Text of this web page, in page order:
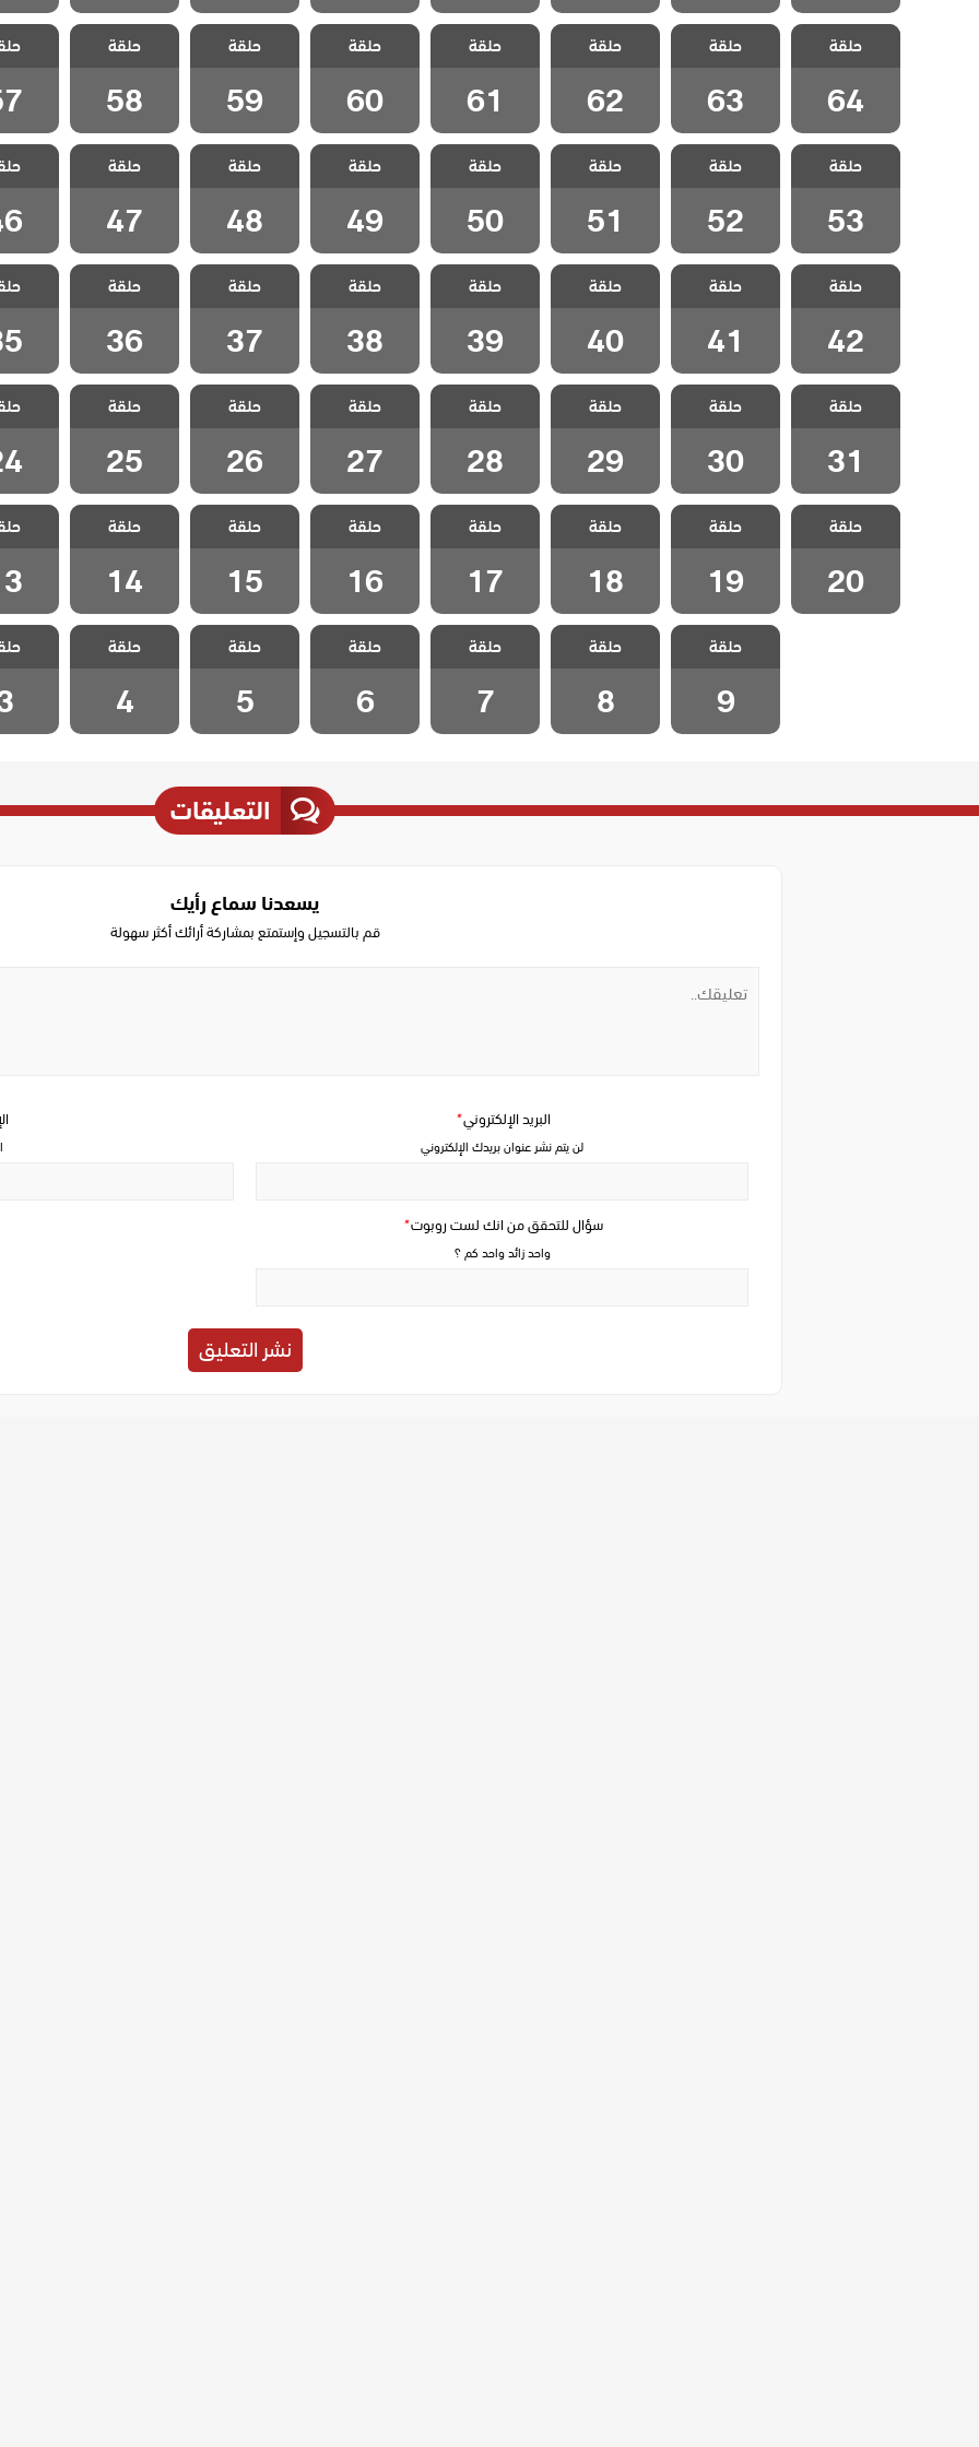
مسلسل هذا
العالم لا يسعني
مدبلج الحلقة 64
حلقة
64
مسلسل هذا
العالم لا يسعني
مدبلج الحلقة 63
حلقة
63
مسلسل هذا
العالم لا يسعني
مدبلج الحلقة 62
حلقة
62
مسلسل هذا
العالم لا يسعني
مدبلج الحلقة 61
حلقة
61
مسلسل هذا
العالم لا يسعني
مدبلج الحلقة 60
حلقة
60
مسلسل هذا
العالم لا يسعني
مدبلج الحلقة 59
حلقة
59
مسلسل هذا
العالم لا يسعني
مدبلج الحلقة 58
حلقة
58
العالم
مدبلج
مسلسل هذا
العالم لا يسعني
مدبلج الحلقة 53
حلقة
53
مسلسل هذا
العالم لا يسعني
مدبلج الحلقة 52
حلقة
52
مسلسل هذا
العالم لا يسعني
مدبلج الحلقة 51
حلقة
51
مسلسل هذا
العالم لا يسعني
مدبلج الحلقة 50
حلقة
50
مسلسل هذا
العالم لا يسعني
مدبلج الحلقة 49
حلقة
49
مسلسل هذا
العالم لا يسعني
مدبلج الحلقة 48
حلقة
48
مسلسل هذا
العالم لا يسعني
مدبلج الحلقة 47
حلقة
47
العالم
مدبلج
مسلسل هذا
العالم لا يسعني
مدبلج الحلقة 42
حلقة
42
مسلسل هذا
العالم لا يسعني
مدبلج الحلقة 41
حلقة
41
مسلسل هذا
العالم لا يسعني
مدبلج الحلقة 40
حلقة
40
مسلسل هذا
العالم لا يسعني
مدبلج الحلقة 39
حلقة
39
مسلسل هذا
العالم لا يسعني
مدبلج الحلقة 38
حلقة
38
مسلسل هذا
العالم لا يسعني
مدبلج الحلقة 37
حلقة
37
مسلسل هذا
العالم لا يسعني
مدبلج الحلقة 36
حلقة
36
العالم
مدبلج
مسلسل هذا
العالم لا يسعني
مدبلج الحلقة 31
حلقة
31
مسلسل هذا
العالم لا يسعني
مدبلج الحلقة 30
حلقة
30
مسلسل هذا
العالم لا يسعني
مدبلج الحلقة 29
حلقة
29
مسلسل هذا
العالم لا يسعني
مدبلج الحلقة 28
حلقة
28
مسلسل هذا
العالم لا يسعني
مدبلج الحلقة 27
حلقة
27
مسلسل هذا
العالم لا يسعني
مدبلج الحلقة 26
حلقة
26
مسلسل هذا
العالم لا يسعني
مدبلج الحلقة 25
حلقة
25
العالم
مدبلج
مسلسل هذا
العالم لا يسعني
مدبلج الحلقة 20
حلقة
20
مسلسل هذا
العالم لا يسعني
مدبلج الحلقة 19
حلقة
19
مسلسل هذا
العالم لا يسعني
مدبلج الحلقة 18
حلقة
18
مسلسل هذا
العالم لا يسعني
مدبلج الحلقة 17
حلقة
17
مسلسل هذا
العالم لا يسعني
مدبلج الحلقة 16
حلقة
16
مسلسل هذا
العالم لا يسعني
مدبلج الحلقة 15
حلقة
15
مسلسل هذا
العالم لا يسعني
مدبلج الحلقة 14
حلقة
14
العالم
مدبلج
مسلسل هذا
العالم لا يسعني
مدبلج الحلقة 9
حلقة
9
مسلسل هذا
العالم لا يسعني
مدبلج الحلقة 8
حلقة
8
مسلسل هذا
العالم لا يسعني
مدبلج الحلقة 7
حلقة
7
مسلسل هذا
العالم لا يسعني
مدبلج الحلقة 6
حلقة
6
مسلسل هذا
العالم لا يسعني
مدبلج الحلقة 5
حلقة
5
مسلسل هذا
العالم لا يسعني
مدبلج الحلقة 4
حلقة
4
العالم
مدبلج
التعليقات
يسعدنا سماع رأيك
قم بالتسجيل وإستمتع بمشاركة أرائك أكثر سهولة
سؤال للتحقق من انك لست روبوت*
واحد زائد واحد كم ؟
البريد الإلكتروني*
لن يتم نشر عنوان بريدك الإلكتروني